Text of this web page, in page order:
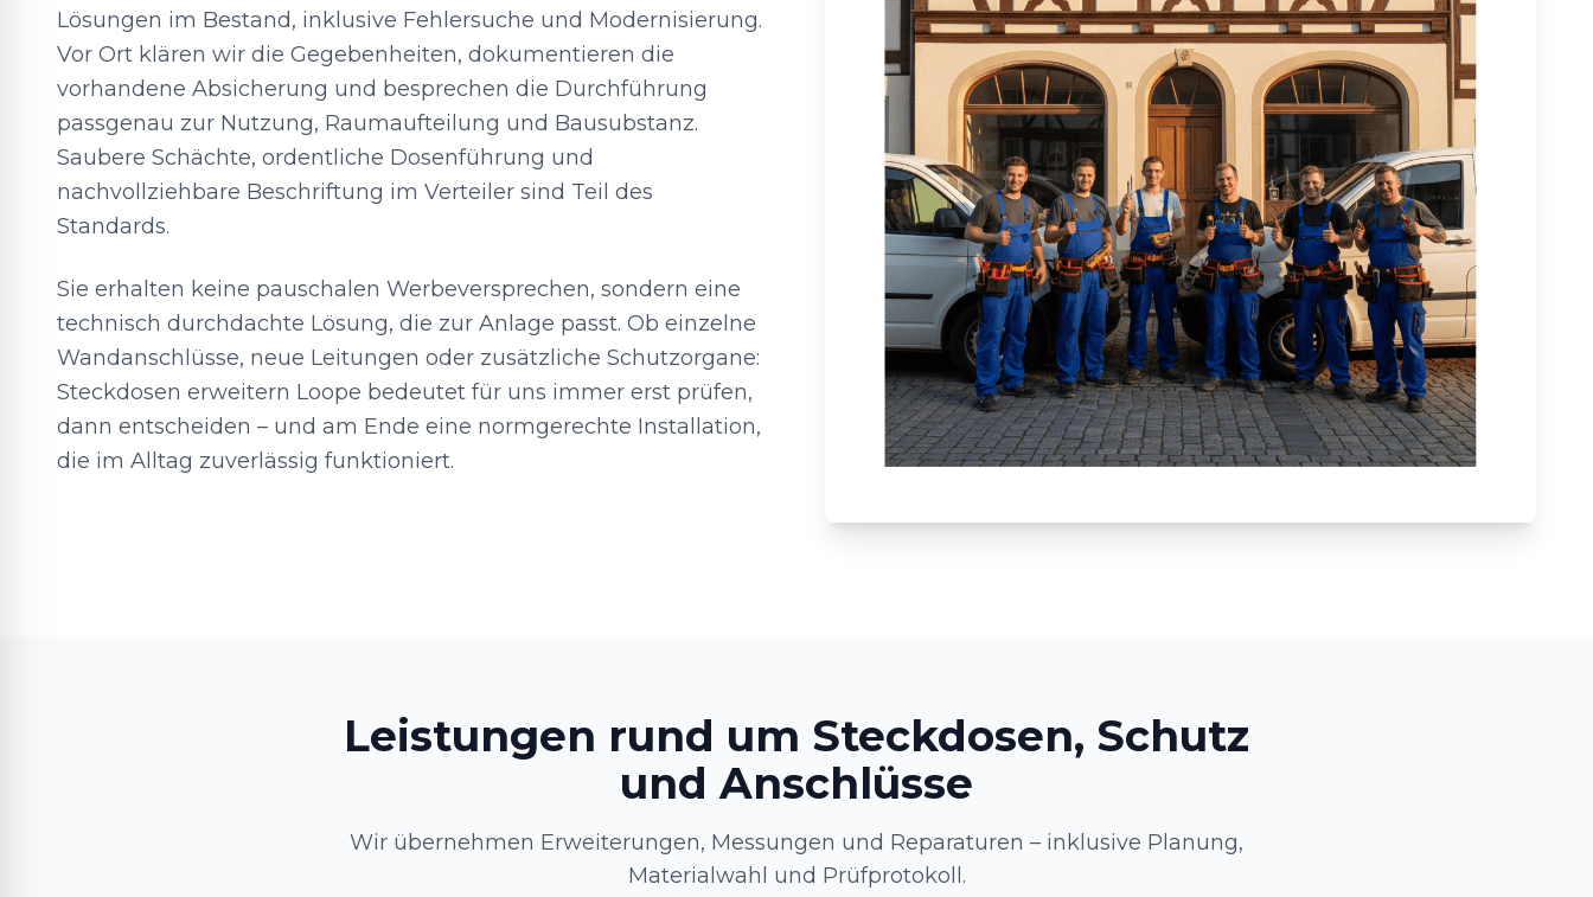
Lösungen im Bestand, inklusive Fehlersuche und Modernisierung.
Vor Ort klären wir die Gegebenheiten, dokumentieren die
vorhandene Absicherung und besprechen die Durchführung
passgenau zur Nutzung, Raumaufteilung und Bausubstanz.
Saubere Schächte, ordentliche Dosenführung und
nachvollziehbare Beschriftung im Verteiler sind Teil des
Standards.
Sie erhalten keine pauschalen Werbeversprechen, sondern eine
technisch durchdachte Lösung, die zur Anlage passt. Ob einzelne
Wandanschlüsse, neue Leitungen oder zusätzliche Schutzorgane:
Steckdosen erweitern Loope bedeutet für uns immer erst prüfen,
dann entscheiden – und am Ende eine normgerechte Installation,
die im Alltag zuverlässig funktioniert.
Leistungen rund um Steckdosen, Schutz
und Anschlüsse
Wir übernehmen Erweiterungen, Messungen und Reparaturen – inklusive Planung,
Materialwahl und Prüfprotokoll.